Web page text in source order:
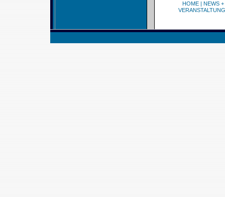
HOME| NEWS